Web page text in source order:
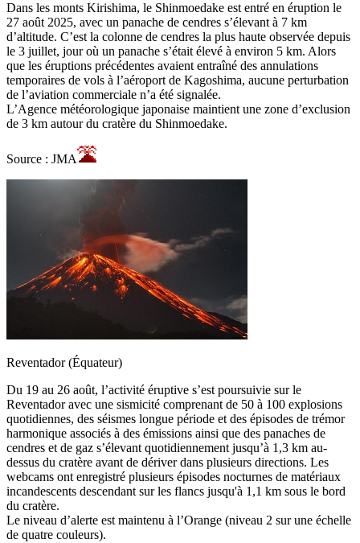
Dans les monts Kirishima, le Shinmoedake est entré en éruption le
27 août 2025, avec un panache de cendres s’élevant à 7 km
d’altitude. C’est la colonne de cendres la plus haute observée depuis
le 3 juillet, jour où un panache s’était élevé à environ 5 km. Alors
que les éruptions précédentes avaient entraîné des annulations
temporaires de vols à l’aéroport de Kagoshima, aucune perturbation
de l’aviation commerciale n’a été signalée.
L’Agence météorologique japonaise maintient une zone d’exclusion
de 3 km autour du cratère du Shinmoedake.
Source : JMA
Reventador (Équateur)
Du 19 au 26 août, l’activité éruptive s’est poursuivie sur le
Reventador avec une sismicité comprenant de 50 à 100 explosions
quotidiennes, des séismes longue période et des épisodes de trémor
harmonique associés à des émissions ainsi que des panaches de
cendres et de gaz s’élevant quotidiennement jusqu’à 1,3 km au-
dessus du cratère avant de dériver dans plusieurs directions. Les
webcams ont enregistré plusieurs épisodes nocturnes de matériaux
incandescents descendant sur les flancs jusqu'à 1,1 km sous le bord
du cratère.
Le niveau d’alerte est maintenu à l’Orange (niveau 2 sur une échelle
de quatre couleurs).